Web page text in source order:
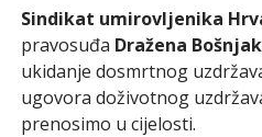
Sindikat umirovljenika
pravosuđa Dražena
ukidanje dosmrtnog
ugovora doživotnog
prenosimo u cijelosti.